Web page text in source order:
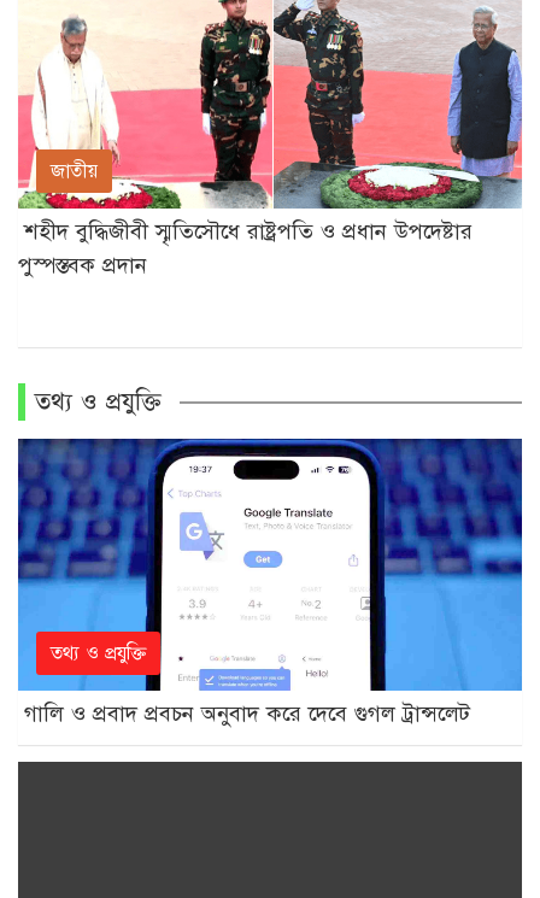
জাতীয়
শহীদ বুদ্ধিজীবী স্মৃতিসৌধে রাষ্ট্রপতি ও প্রধান উপদেষ্টার
পুস্পস্তবক প্রদান
তথ্য ও প্রযুক্তি
তথ্য ও প্রযুক্তি
গালি ও প্রবাদ প্রবচন অনুবাদ করে দেবে গুগল ট্রান্সলেট